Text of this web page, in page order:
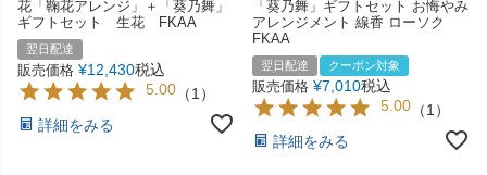
花「鞠花アレンジ」＋「葵乃舞」
ギフトセット 生花 FKAA
翌日配達
販売価格 ¥12,430税込
5.00 （1 ）
詳細をみる
「葵乃舞」ギフトセット お悔やみ
アレンジメント 線香 ローソク
FKAA
翌日配達 クーポン対象
販売価格 ¥7,010税込
5.00 （1 ）
詳細をみる